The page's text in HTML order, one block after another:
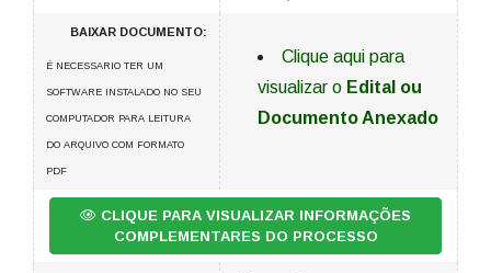
BAIXAR DOCUMENTO:
É NECESSARIO TER UM
SOFTWARE INSTALADO NO SEU
COMPUTADOR PARA LEITURA
DO ARQUIVO COM FORMATO
PDF
Clique aqui para
visualizar o Edital ou
Documento Anexado
CLIQUE PARA VISUALIZAR INFORMAÇÕES
COMPLEMENTARES DO PROCESSO